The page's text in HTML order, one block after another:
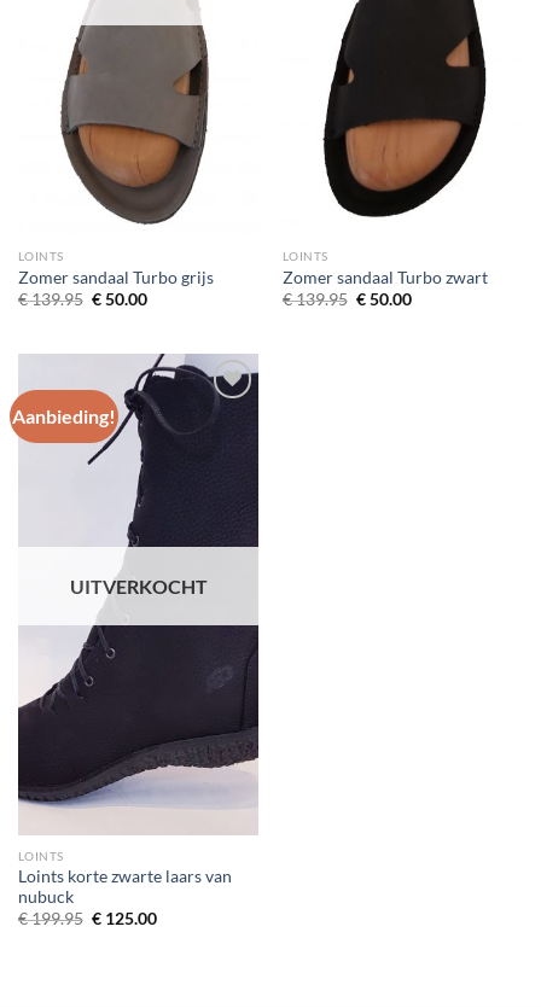
LOINTS
Zomer sandaal Turbo grijs
€139.95 Oorspronkelijke
€50.00Huidige
LOINTS
Zomer sandaal Turbo zwart
€139.95 Oorspronkelijke
€50.00Huidige
Aanbieding!
UITVERKOCHT
LOINTS
Loints korte zwarte laars van
nubuck
€199.95 Oorspronkelijke
€125.00Huidige